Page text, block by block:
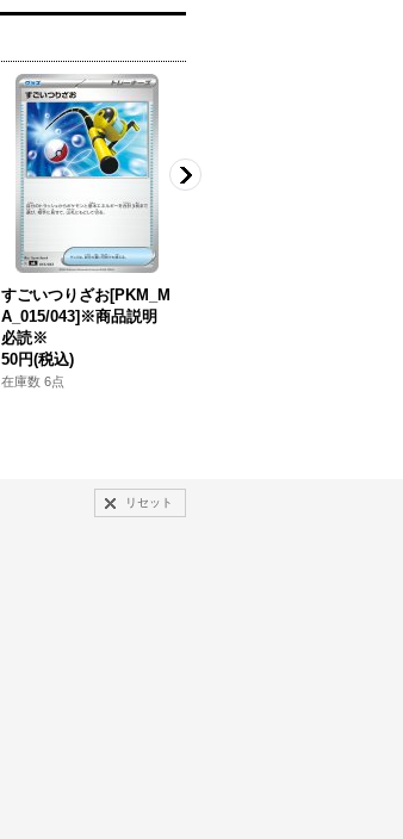
すごいつりざお[PKM_M
A_015/043]※商品説明
必読※
50円(税込)
在庫数 6点
リセット